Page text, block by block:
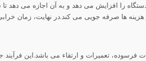
را افزایش می دهد و به آن اجازه می دهد
هزینه ها صرفه جویی می کند.در نهایت، زمان
فرسوده، تعمیرات و ارتقاء می باشد.این